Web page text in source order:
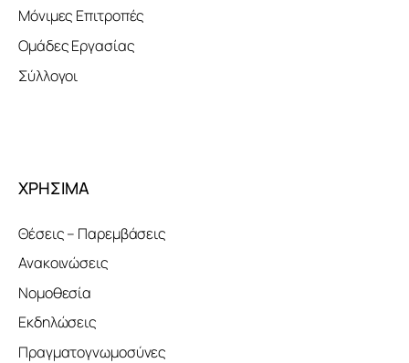
Μόνιμες Επιτροπές
Ομάδες Εργασίας
Σύλλογοι
ΧΡΗΣΙΜΑ
Θέσεις – Παρεμβάσεις
Ανακοινώσεις
Νομοθεσία
Εκδηλώσεις
Πραγματογνωμοσύνες